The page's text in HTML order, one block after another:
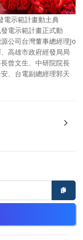
電示範計畫動土典
電示範計畫正式動
公司台灣董事總經理Jo
高雄市政府經發局局
曾文生、中研院院長
、台電副總經理郭天